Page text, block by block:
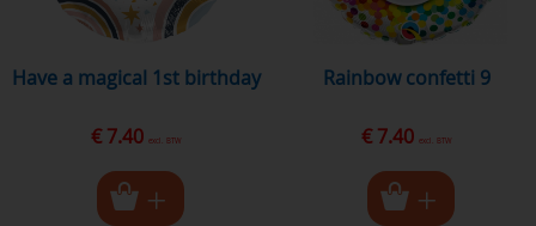
have a magical 1st birthday
€ 7.40 excl. BTW
rainbow confetti 9
€ 7.40 excl. BTW